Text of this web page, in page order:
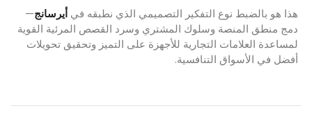
هذا هو بالضبط نوع التفكير التصميمي الذي نطبقه في أيرسانج—
دمج منطق المنصة وسلوك المشتري وسرد القصص المرئية القوية
لمساعدة العلامات التجارية للأجهزة على التميز وتحقيق تحويلات
أفضل في الأسواق التنافسية.